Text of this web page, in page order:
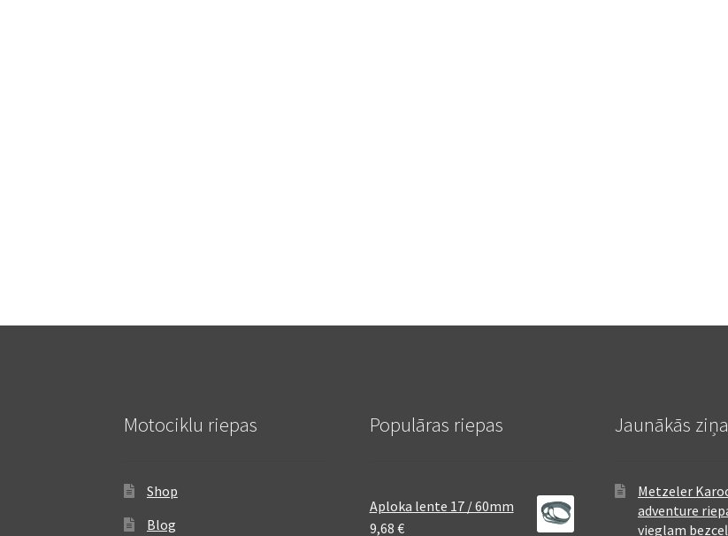
Motociklu riepas
Shop
Blog
Populāras riepas
Aploka lente 17 / 60mm
9,68 €
Jaunākās
Metzeler
adventure
vieglam